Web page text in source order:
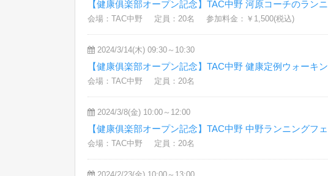
【健康俱楽部オープン記念】TAC中野 河原コーチのラン
会場：TAC中野 定員：20名 参加料金：￥1,500(税込)
2024/3/14(木) 09:30～10:30
【健康俱楽部オープン記念】TAC中野 健康定例ウォーキ
会場：TAC中野 定員：20名
2024/3/8(金) 10:00～12:00
【健康俱楽部オープン記念】TAC中野 中野ランニングフ
会場：TAC中野 定員：20名